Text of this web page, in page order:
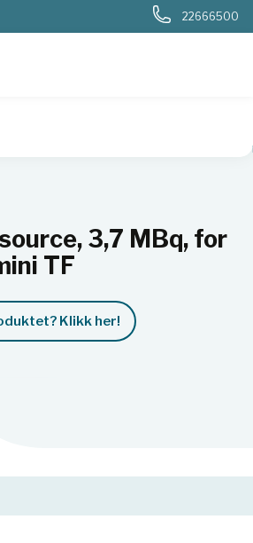
22666500
Nukleær, strålevern, beredskap,
3,7 MBq, for
TF
Klikk her!